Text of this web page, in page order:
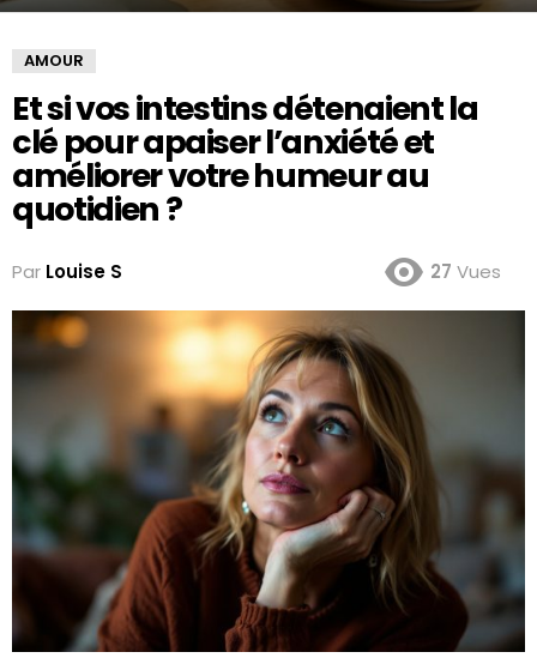
AMOUR
Et si vos intestins détenaient la
clé pour apaiser l’anxiété et
améliorer votre humeur au
quotidien ?
Par Louise S 27 Vues